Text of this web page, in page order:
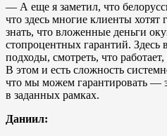
— А еще я заметил, что
что здесь многие клиенты хотят
знать, что вложенные деньги
стопроцентных гарантий. Здесь
подходы, смотреть, что
В этом и есть сложность
что мы можем гарантировать —
в заданных рамках.
Даниил: